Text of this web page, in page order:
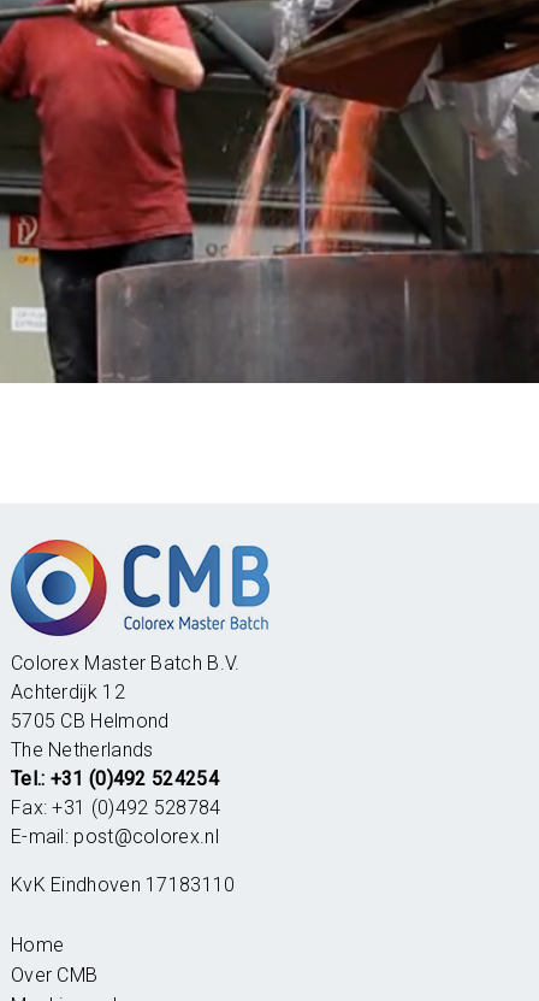
Colorex Master Batch B.V.
Achterdijk 12
5705 CB Helmond
The Netherlands
Tel.: +31 (0)492 524254
Fax: +31 (0)492 528784
E-mail: post@colorex.nl
KvK Eindhoven 17183110
Home
Over CMB